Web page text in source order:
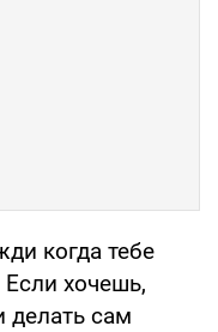
когда тебе
хочешь,
делать сам